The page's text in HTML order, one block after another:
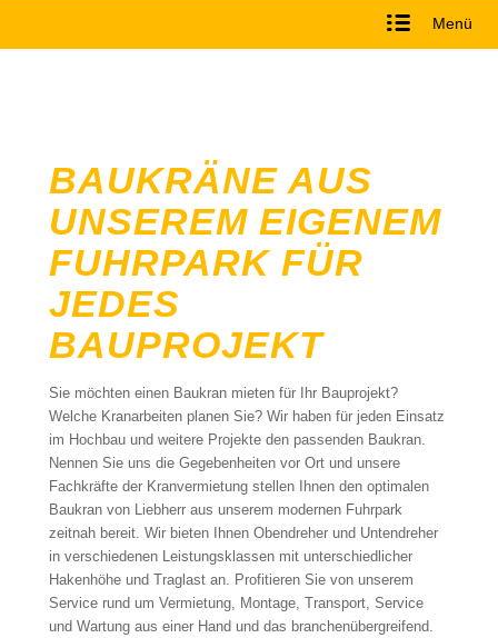
Menü
BAUKRÄNE AUS
UNSEREM EIGENEM
FUHRPARK FÜR
JEDES
BAUPROJEKT
Sie möchten einen Baukran mieten für Ihr Bauprojekt?
Welche Kranarbeiten planen Sie? Wir haben für jeden Einsatz
im Hochbau und weitere Projekte den passenden Baukran.
Nennen Sie uns die Gegebenheiten vor Ort und unsere
Fachkräfte der Kranvermietung stellen Ihnen den optimalen
Baukran von Liebherr aus unserem modernen Fuhrpark
zeitnah bereit. Wir bieten Ihnen Obendreher und Untendreher
in verschiedenen Leistungsklassen mit unterschiedlicher
Hakenhöhe und Traglast an. Profitieren Sie von unserem
Service rund um Vermietung, Montage, Transport, Service
und Wartung aus einer Hand und das branchenübergreifend.